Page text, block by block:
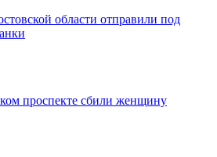
области отправили под
проспекте сбили женщину